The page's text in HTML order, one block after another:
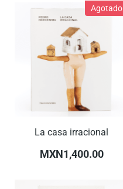
Agotado
La casa irracional
MXN1,400.00